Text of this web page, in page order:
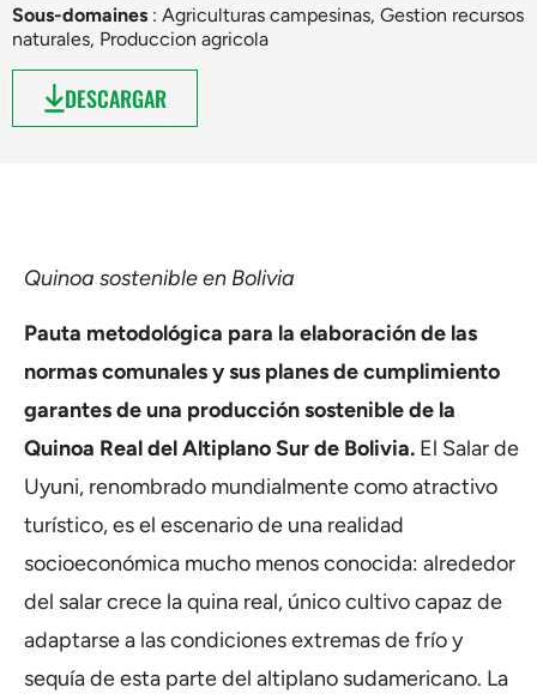
Sous-domaines : Agriculturas campesinas, Gestion recursos
naturales, Produccion agricola
DESCARGAR
Quinoa sostenible en Bolivia
Pauta metodológica para la elaboración de las
normas comunales y sus planes de cumplimiento
garantes de una producción sostenible de la
Quinoa Real del Altiplano Sur de Bolivia. El Salar de
Uyuni, renombrado mundialmente como atractivo
turístico, es el escenario de una realidad
socioeconómica mucho menos conocida: alrededor
del salar crece la quina real, único cultivo capaz de
adaptarse a las condiciones extremas de frío y
sequía de esta parte del altiplano sudamericano. La